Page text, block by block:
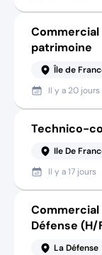
Commercial
patrimoine
Île de
Il y a 20 jours
Technico-
Ile De
Il y a17 jours
Défense (H/
La Défense